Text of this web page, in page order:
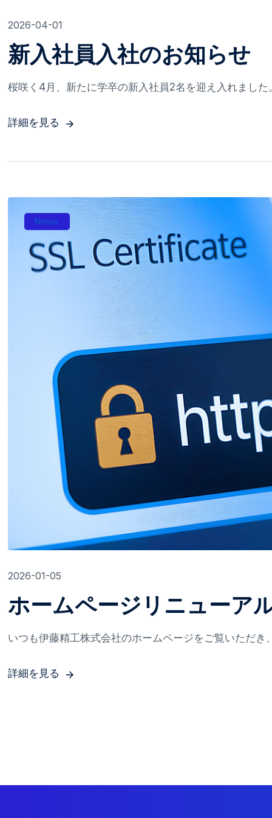
2026-04-01
新入社員入社のお知らせ
桜咲く4月、新たに学卒の新入社員2名を迎え入れました
詳細を見る
News
2026-01-05
ホームページリニューア
いつも伊藤精工株式会社のホームページをご覧いただき
詳細を見る